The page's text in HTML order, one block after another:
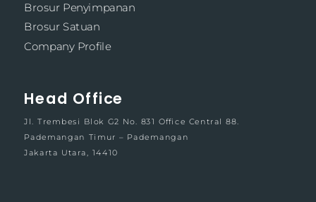
Brosur Penyimpanan
Brosur Satuan
Company Profile
Head Office
Jl. Trembesi Blok G2 No. 831 Office Central 88.
Pademangan Timur – Pademangan
Jakarta Utara, 14410